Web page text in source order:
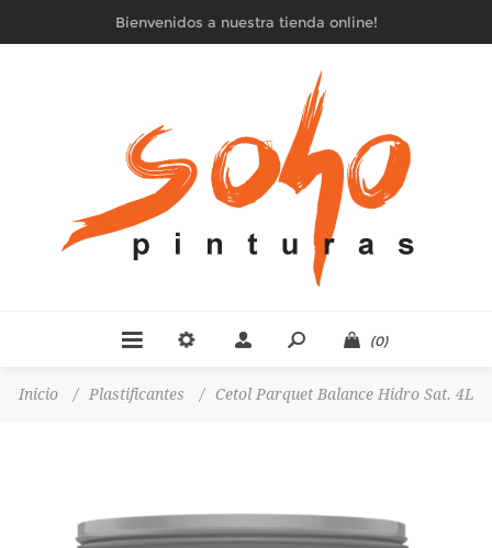
Bienvenidos a nuestra tienda online!
(0)
Inicio / Plastificantes / Cetol Parquet Balance Hidro Sat. 4L